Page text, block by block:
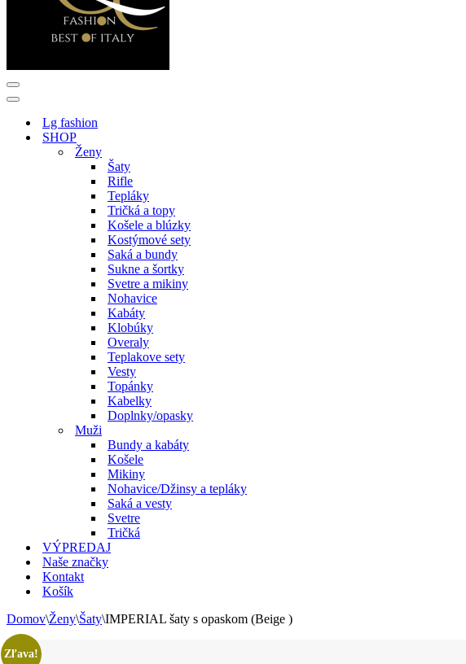
Menu
navigácie
Menu
navigácieLg fashion
SHOP
Ženy
Šaty
Rifle
Tepláky
Tričká a topy
Košele a blúzky
Kostýmové sety
Saká a bundy
Sukne a šortky
Svetre a mikiny
Nohavice
Kabáty
Klobúky
Overaly
Teplakove sety
Vesty
Topánky
Kabelky
Doplnky/opasky
Muži
Bundy a kabáty
Košele
Mikiny
Nohavice/Džinsy a tepláky
Saká a vesty
Svetre
Tričká
VÝPREDAJ
Naše značky
Kontakt
Košík
Domov\Ženy\Šaty\IMPERIAL šaty s opaskom (Beige )
Zľava!